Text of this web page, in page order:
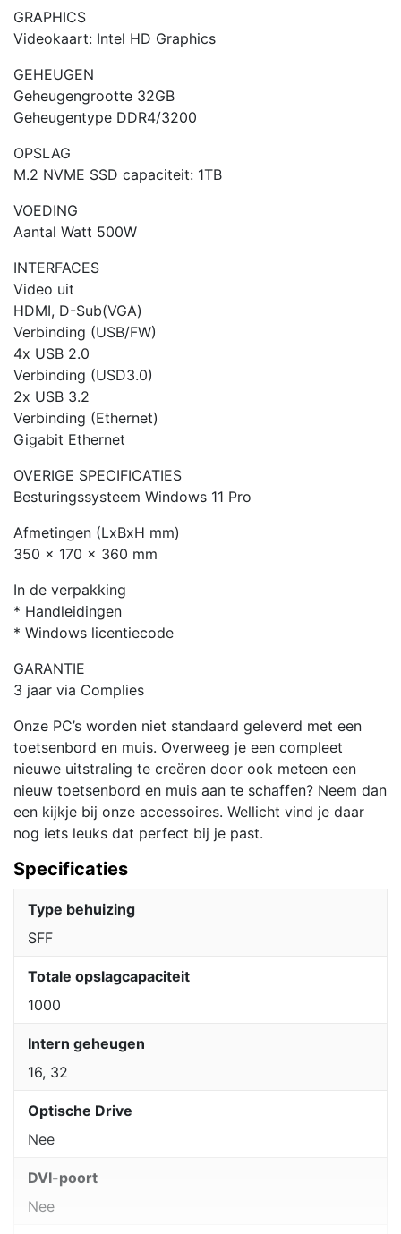
GRAPHICS
Videokaart: Intel HD Graphics
GEHEUGEN
Geheugengrootte 32GB
Geheugentype DDR4/3200
OPSLAG
M.2 NVME SSD capaciteit: 1TB
VOEDING
Aantal Watt 500W
INTERFACES
Video uit
HDMI, D-Sub(VGA)
Verbinding (USB/FW)
4x USB 2.0
Verbinding (USD3.0)
2x USB 3.2
Verbinding (Ethernet)
Gigabit Ethernet
OVERIGE SPECIFICATIES
Besturingssysteem Windows 11 Pro
Afmetingen (LxBxH mm)
350 x 170 x 360 mm
In de verpakking
* Handleidingen
* Windows licentiecode
GARANTIE
3 jaar via Complies
Onze PC’s worden niet standaard geleverd met een
toetsenbord en muis. Overweeg je een compleet
nieuwe uitstraling te creëren door ook meteen een
nieuw toetsenbord en muis aan te schaffen? Neem dan
een kijkje bij onze accessoires. Wellicht vind je daar
nog iets leuks dat perfect bij je past.
Specificaties
Type behuizing
SFF
Totale opslagcapaciteit
1000
Intern geheugen
16, 32
Optische Drive
Nee
DVI-poort
Nee